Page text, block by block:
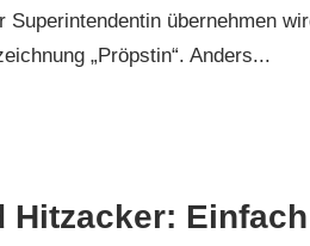
Superintendentin übernehmen
„Pröpstin“. Anders...
Hitzacker: